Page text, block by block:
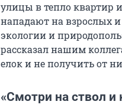
улицы в тепло квартир
нападают на взрослых
экологии и
рассказал нашим
елок и не получить от
«Смотри на ствол и